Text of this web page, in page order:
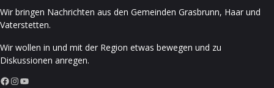
Wir bringen Nachrichten aus den Gemeinden Grasbrunn, Haar und
Vaterstetten.
Wir wollen in und mit der Region etwas bewegen und zu
Diskussionen anregen.
Facebook InstagramYouTube